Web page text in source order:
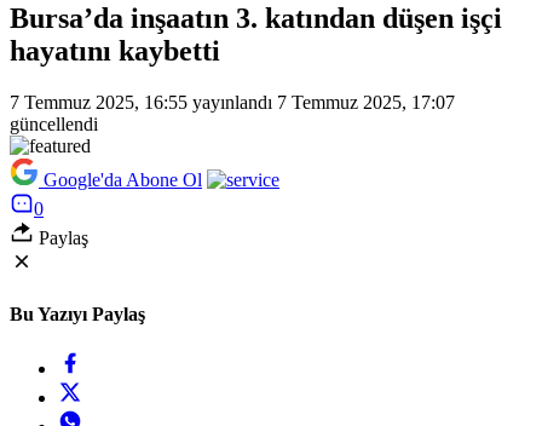
Bursa’da inşaatın 3. katından düşen işçi
hayatını kaybetti
7 Temmuz 2025, 16:55 yayınlandı 7 Temmuz 2025, 17:07
güncellendi
Google'da Abone Ol
0
Paylaş
Bu Yazıyı Paylaş